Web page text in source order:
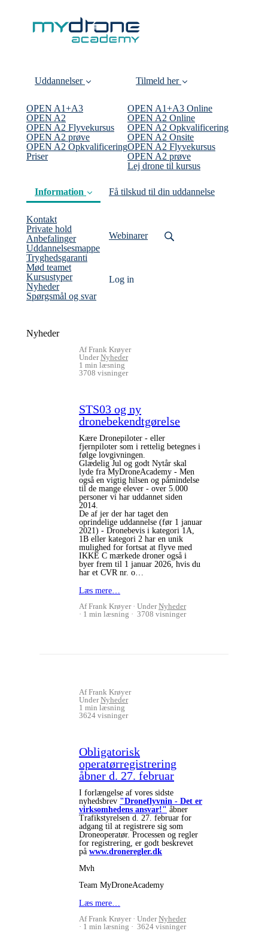
Uddannelser
OPEN A1+A3
OPEN A2
OPEN A2 Flyvekursus
OPEN A2 prøve
OPEN A2 Opkvalificering
Priser
Tilmeld her
OPEN A1+A3 Online
OPEN A2 Online
OPEN A2 Opkvalificering
OPEN A2 Onsite
OPEN A2 Flyvekursus
OPEN A2 prøve
Lej drone til kursus
Information
Kontakt
Private hold
Anbefalinger
Uddannelsesmappe
Tryghedsgaranti
Mød teamet
Kursustyper
Nyheder(current)
Spørgsmål og svar
Få tilskud til din uddannelse
Webinarer
Nyheder
Af Frank Krøyer
UnderNyheder
1 min læsning
3708 visninger
STS03 og ny
dronebekendtgørelse
Kære Dronepiloter - eller
fjernpiloter som i rettelig betegnes i
følge lovgivningen.
Glædelig Jul og godt Nytår skal
lyde fra MyDroneAcademy - Men
også en vigtig hilsen og påmindelse
til de mange elever - over 5.000
personer vi har uddannet siden
2014.
De af jer der har taget den
oprindelige uddannelse (før 1 januar
2021) - Dronebevis i kategori 1A,
1B eller kategori 2 har en unik
mulighed for fortsat at flyve med
IKKE C mærkede droner også i
byer frem til 1 januar 2026, hvis du
har et CVR nr. o…
Læs mere…
Af Frank Krøyer
UnderNyheder
1 min læsning
3708 visninger
Af Frank Krøyer
UnderNyheder
1 min læsning
3624 visninger
Obligatorisk
operatørregistrering
åbner d. 27. februar
I forlængelse af vores sidste
nyhedsbrev "Droneflyvnin - Det er
virksomhedens ansvar!" åbner
Trafikstyrelsen d. 27. februar for
adgang til at registrere sig som
Droneoperatør. Processen og regler
for registrering, er godt beskrevet
på www.droneregler.dk
Mvh
Team MyDroneAcademy
Læs mere…
Af Frank Krøyer
UnderNyheder
1 min læsning
3624 visninger